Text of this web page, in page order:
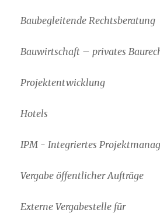
Baubegleitende Rechtsberatung
Bauwirtschaft – privates
Projektentwicklung
Hotels
IPM - Integriertes
Vergabe öffentlicher Aufträge
Externe Vergabestelle für